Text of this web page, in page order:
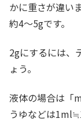
かに重さが違い
約4～5gです。
2gにするには、
ょう。
液体の場合は「
うゆなどは